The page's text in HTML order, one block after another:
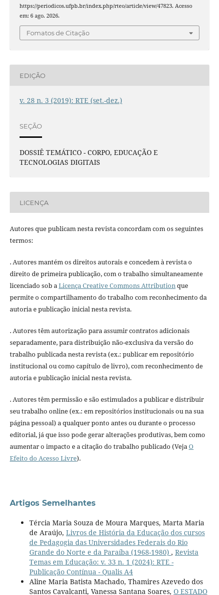
https://periodicos.ufpb.br/index.php/rteo/article/view/47823. Acesso
em: 6 ago. 2026.
Fomatos de Citação
EDIÇÃO
v. 28 n. 3 (2019): RTE (set.-dez.)
SEÇÃO
DOSSIÊ TEMÁTICO - CORPO, EDUCAÇÃO E
TECNOLOGIAS DIGITAIS
LICENÇA
Autores que publicam nesta revista concordam com os seguintes
termos:
. Autores mantém os direitos autorais e concedem à revista o
direito de primeira publicação, com o trabalho simultaneamente
licenciado sob aLicença Creative Commons Attributionque
permite o compartilhamento do trabalho com reconhecimento da
autoria e publicação inicial nesta revista.
. Autores têm autorização para assumir contratos adicionais
separadamente, para distribuição não-exclusiva da versão do
trabalho publicada nesta revista (ex.: publicar em repositório
institucional ou como capítulo de livro), com reconhecimento de
autoria e publicação inicial nesta revista.
. Autores têm permissão e são estimulados a publicar e distribuir
seu trabalho online (ex.: em repositórios institucionais ou na sua
página pessoal) a qualquer ponto antes ou durante o processo
editorial, já que isso pode gerar alterações produtivas, bem como
aumentar o impacto e a citação do trabalho publicado (VejaO
Efeito do Acesso Livre).
Artigos Semelhantes
Tércia Maria Souza de Moura Marques, Marta Maria
de Araújo, Livros de História da Educação dos cursos
de Pedagogia das Universidades Federais do Rio
Grande do Norte e da Paraíba (1968-1980) , Revista
Temas em Educação: v. 33 n. 1 (2024): RTE -
Publicação Contínua - Qualis A4
Aline Maria Batista Machado, Thamires Azevedo dos
Santos Cavalcanti, Vanessa Santana Soares, O ESTADO